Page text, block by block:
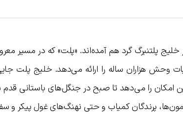
پلتنبرگ گرد هم آمده‌اند. «پلت» که در مسیر
وحش هزاران ساله را ارائه می‌دهد. خلیج پلت
امکان را می‌دهد تا صبح در جنگل‌های باستانی قدم
پرندگان کمیاب و حتی نهنگ‌های غول پیکر و